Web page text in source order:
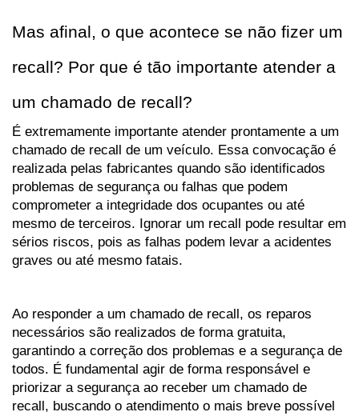
Mas afinal, o que acontece se não fizer um
recall? Por que é tão importante atender a
um chamado de recall?
É extremamente importante atender prontamente a um
chamado de recall de um veículo. Essa convocação é
realizada pelas fabricantes quando são identificados
problemas de segurança ou falhas que podem
comprometer a integridade dos ocupantes ou até
mesmo de terceiros. Ignorar um recall pode resultar em
sérios riscos, pois as falhas podem levar a acidentes
graves ou até mesmo fatais.
Ao responder a um chamado de recall, os reparos
necessários são realizados de forma gratuita,
garantindo a correção dos problemas e a segurança de
todos. É fundamental agir de forma responsável e
priorizar a segurança ao receber um chamado de
recall, buscando o atendimento o mais breve possível